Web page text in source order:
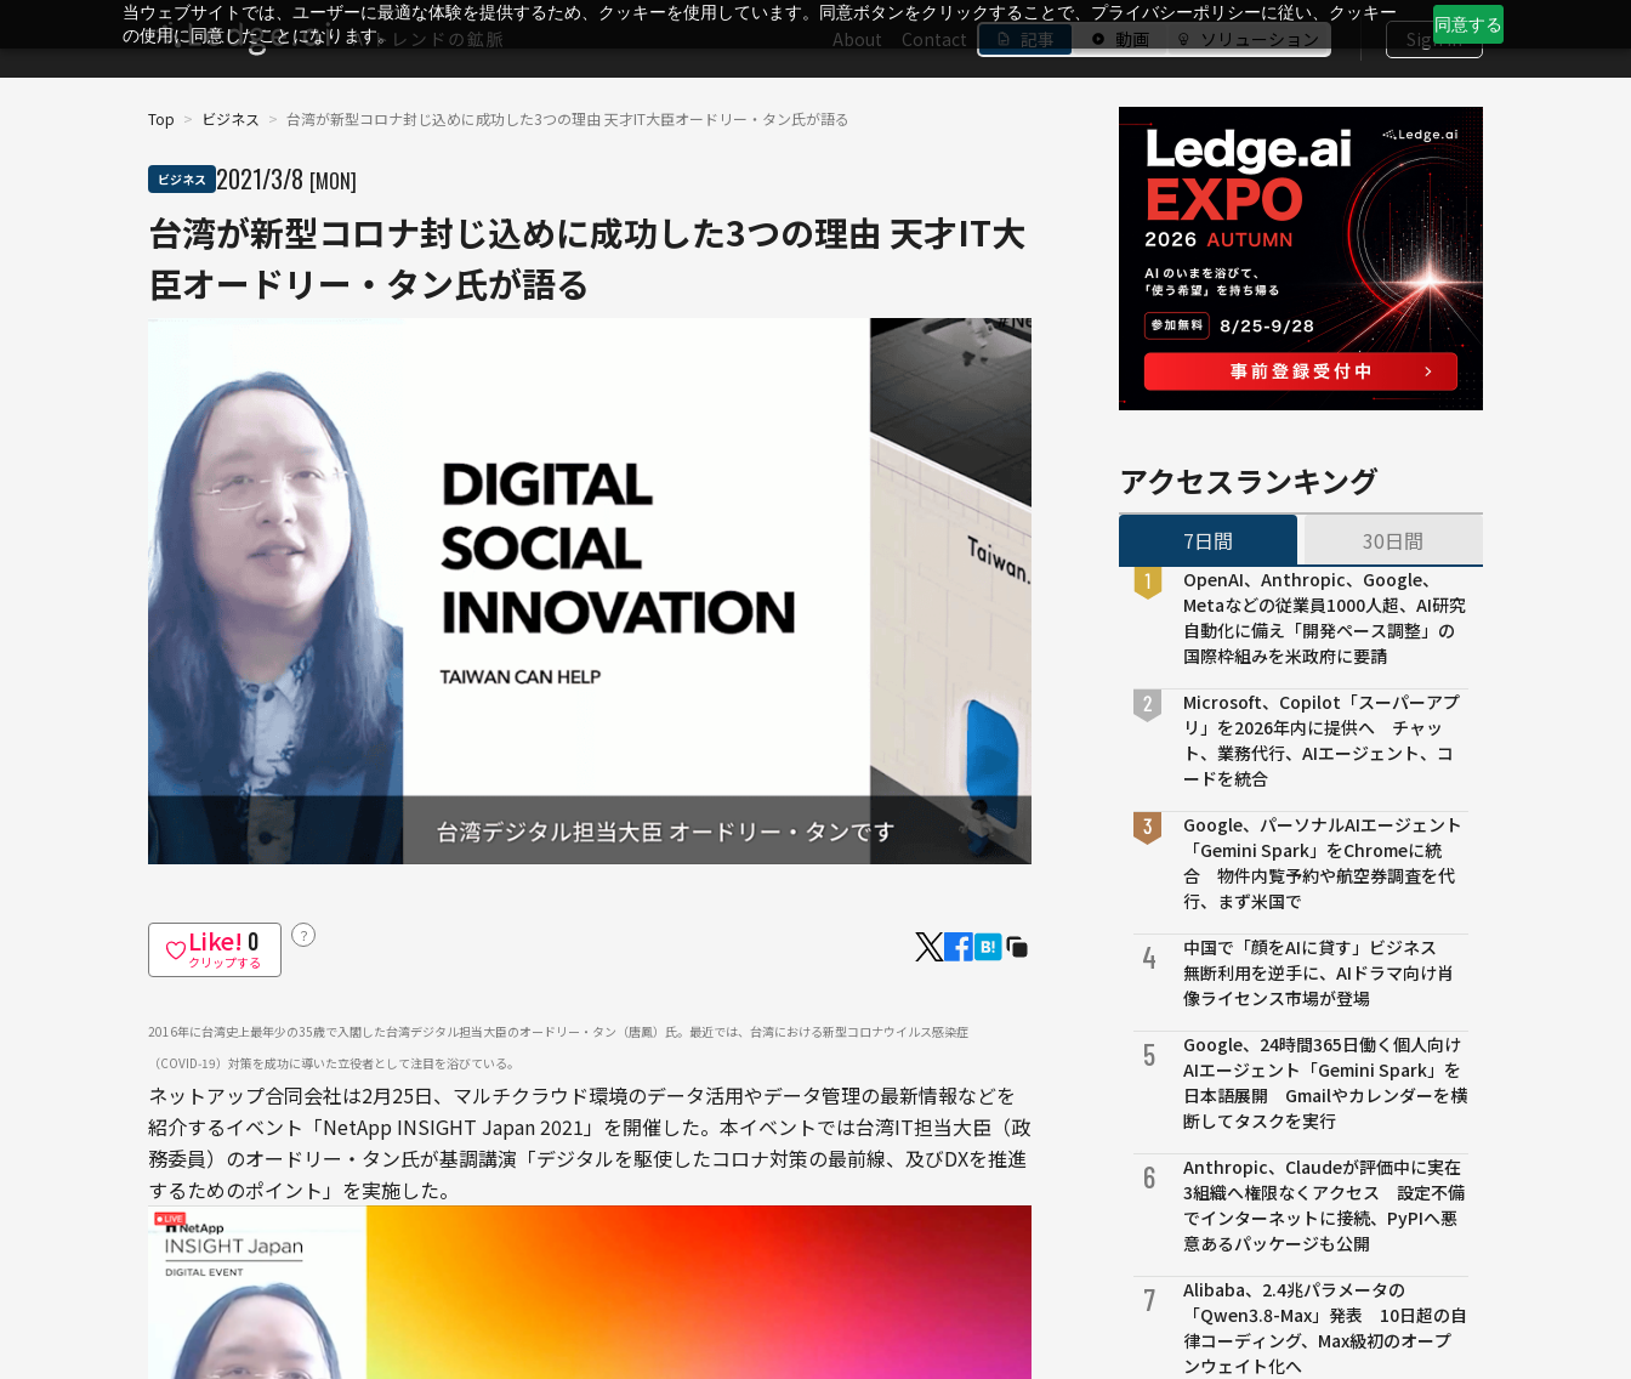
当ウェブサイトでは、ユーザーに最適な体験を提供するため、クッキーを使用しています。同意ボタンをクリックすることで、プライバシーポリシーに従い、クッキー
の使用に同意したことになります。
同意する
About Contact 記事 動画 ソリューション Sign In
Top > ビジネス > 台湾が新型コロナ封じ込めに成功した3つの理由 天才IT大臣オードリー・タン氏が語る
ビジネス 2021/3/8 [MON]
台湾が新型コロナ封じ込めに成功した3つの理由 天才IT大
臣オードリー・タン氏が語る
Like! 0
クリップする
？
2016年に台湾史上最年少の35歳で入閣した台湾デジタル担当大臣のオードリー・タン（唐鳳）氏。最近では、台湾における新型コロナウイルス感染症
（COVID‑19）対策を成功に導いた立役者として注目を浴びている。
ネットアップ合同会社は2月25日、マルチクラウド環境のデータ活用やデータ管理の最新情報などを
紹介するイベント「NetApp INSIGHT Japan 2021」を開催した。本イベントでは台湾IT担当大臣（政
務委員）のオードリー・タン氏が基調講演「デジタルを駆使したコロナ対策の最前線、及びDXを推進
するためのポイント」を実施した。
アクセスランキング
7日間 30日間
OpenAI、Anthropic、Google、
Metaなどの従業員1000人超、AI研究
自動化に備え「開発ペース調整」の
国際枠組みを米政府に要請
Microsoft、Copilot「スーパーアプ
リ」を2026年内に提供へ チャッ
ト、業務代行、AIエージェント、コ
ードを統合
Google、パーソナルAIエージェント
「Gemini Spark」をChromeに統
合 物件内覧予約や航空券調査を代
行、まず米国で
4
中国で「顔をAIに貸す」ビジネス
無断利用を逆手に、AIドラマ向け肖
像ライセンス市場が登場
5
Google、24時間365日働く個人向け
AIエージェント「Gemini Spark」を
日本語展開 Gmailやカレンダーを横
断してタスクを実行
6
Anthropic、Claudeが評価中に実在
3組織へ権限なくアクセス 設定不備
でインターネットに接続、PyPIへ悪
意あるパッケージも公開
7
Alibaba、2.4兆パラメータの
「Qwen3.8-Max」発表 10日超の自
律コーディング、Max級初のオープ
ンウェイト化へ